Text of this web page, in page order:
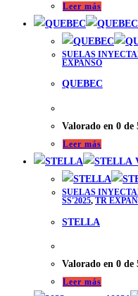
Leer más
SUELAS
EXPANSO
QUEBEC
Valorado en 0 de
Leer más
SUELAS
SS'2025, TR
STELLA
Valorado en 0 de
Leer más